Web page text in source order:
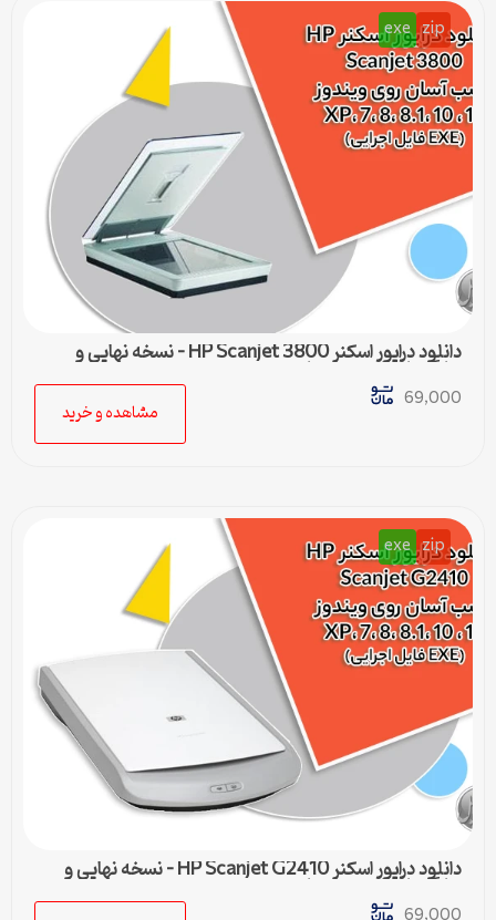
zip
exe
دانلود درایور اسکنر HP Scanjet 3800 – نسخه نهایی و
سازگار با تمام ویندوزها
69,000
مشاهده و خرید
zip
exe
دانلود درایور اسکنر HP Scanjet G2410 – نسخه نهایی و
سازگار با تمام ویندوزها